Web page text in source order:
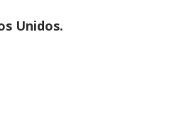
Unidos.